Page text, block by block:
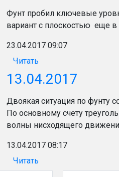
Фунт пробил ключевые
вариант с плоскостью еще в
23.04.2017 09:07
Читать
13.04.2017
Двоякая ситуация по фунту
По основному счету
волны нисходящего
13.04.2017 08:17
Читать